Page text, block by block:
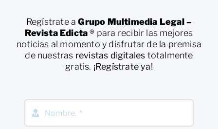
Regístrate aGrupo Multimedia Legal –
Revista Edicta® para recibir las mejores
noticias al momento y disfrutar de la premisa
de nuestras revistas digitales totalmente
gratis. ¡Regístrate ya!